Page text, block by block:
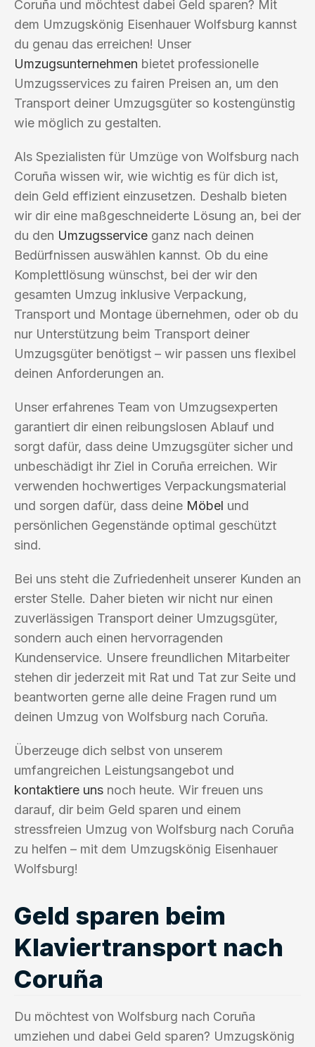
Coruña und möchtest dabei Geld sparen? Mit
dem Umzugskönig Eisenhauer Wolfsburg kannst
du genau das erreichen! Unser
Umzugsunternehmen bietet professionelle
Umzugsservices zu fairen Preisen an, um den
Transport deiner Umzugsgüter so kostengünstig
wie möglich zu gestalten.
Als Spezialisten für Umzüge von Wolfsburg nach
Coruña wissen wir, wie wichtig es für dich ist,
dein Geld effizient einzusetzen. Deshalb bieten
wir dir eine maßgeschneiderte Lösung an, bei der
du den Umzugsservice ganz nach deinen
Bedürfnissen auswählen kannst. Ob du eine
Komplettlösung wünschst, bei der wir den
gesamten Umzug inklusive Verpackung,
Transport und Montage übernehmen, oder ob du
nur Unterstützung beim Transport deiner
Umzugsgüter benötigst – wir passen uns flexibel
deinen Anforderungen an.
Unser erfahrenes Team von Umzugsexperten
garantiert dir einen reibungslosen Ablauf und
sorgt dafür, dass deine Umzugsgüter sicher und
unbeschädigt ihr Ziel in Coruña erreichen. Wir
verwenden hochwertiges Verpackungsmaterial
und sorgen dafür, dass deine Möbel und
persönlichen Gegenstände optimal geschützt
sind.
Bei uns steht die Zufriedenheit unserer Kunden an
erster Stelle. Daher bieten wir nicht nur einen
zuverlässigen Transport deiner Umzugsgüter,
sondern auch einen hervorragenden
Kundenservice. Unsere freundlichen Mitarbeiter
stehen dir jederzeit mit Rat und Tat zur Seite und
beantworten gerne alle deine Fragen rund um
deinen Umzug von Wolfsburg nach Coruña.
Überzeuge dich selbst von unserem
umfangreichen Leistungsangebot und
kontaktiere uns noch heute. Wir freuen uns
darauf, dir beim Geld sparen und einem
stressfreien Umzug von Wolfsburg nach Coruña
zu helfen – mit dem Umzugskönig Eisenhauer
Wolfsburg!
Geld sparen beim
Klaviertransport nach
Coruña
Du möchtest von Wolfsburg nach Coruña
umziehen und dabei Geld sparen? Umzugskönig